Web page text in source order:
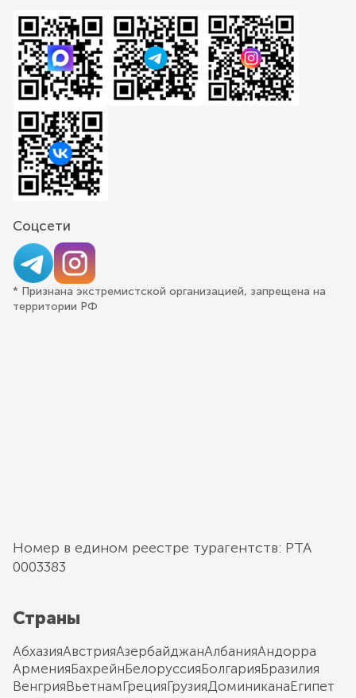
Соцсети
* Признана экстремистской организацией, запрещена на
территории РФ
Номер в едином реестре турагентств: РТА
0003383
Страны
АбхазияАвстрияАзербайджанАлбанияАндорра
АрменияБахрейнБелоруссияБолгарияБразилия
ВенгрияВьетнамГрецияГрузияДоминиканаЕгипет